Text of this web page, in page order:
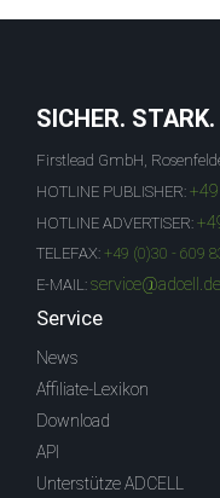
SICHER.
Firstlead GmbH,
HOTLINE PUBLISHER:
HOTLINE ADVERTISER:
TELEFAX: +49 (0)30 - 609
E-MAIL: service@adcell.de
Service
News
Affiliate-Lexikon
Download
API
Unterstütze ADCELL